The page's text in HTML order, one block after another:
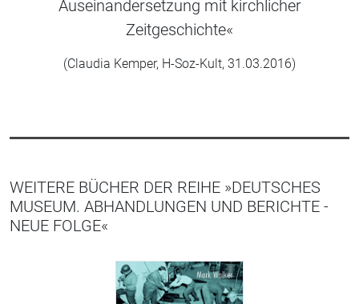
Auseinandersetzung mit kirchlicher
Zeitgeschichte«
(Claudia Kemper, H-Soz-Kult, 31.03.2016)
WEITERE BÜCHER DER REIHE »DEUTSCHES
MUSEUM. ABHANDLUNGEN UND BERICHTE -
NEUE FOLGE«